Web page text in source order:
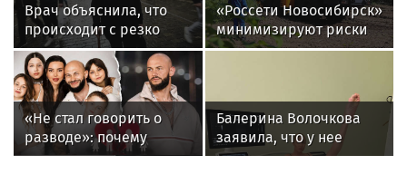
Врач объяснила, что
происходит с резко
похудевшей Пугачёвой:
"Вылечить уже нельзя"
«Россети Новосибирск»
минимизируют риски
повреждений ЛЭП за
«Не стал говорить о
разводе»: почему
Джиган после
Балерина Волочкова
заявила, что у нее
появилась гематома